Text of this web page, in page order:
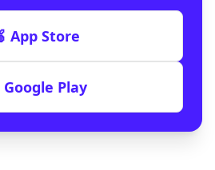
App Store
Google Play